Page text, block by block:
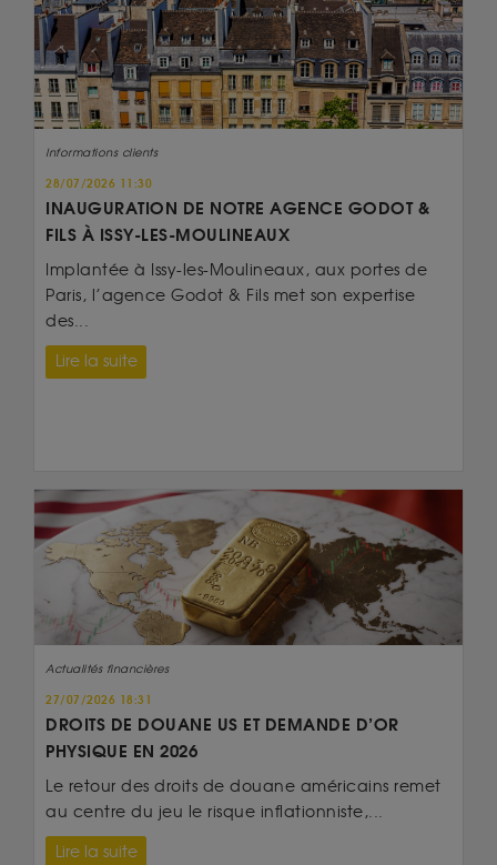
Informations clients
28/07/2026 11:30
INAUGURATION DE NOTRE AGENCE GODOT &
FILS À ISSY-LES-MOULINEAUX
Implantée à Issy-les-Moulineaux, aux portes de
Paris, l’agence Godot & Fils met son expertise
des...
Lire la suite
Actualités financières
27/07/2026 18:31
DROITS DE DOUANE US ET DEMANDE D’OR
PHYSIQUE EN 2026
Le retour des droits de douane américains remet
au centre du jeu le risque inflationniste,...
Lire la suite